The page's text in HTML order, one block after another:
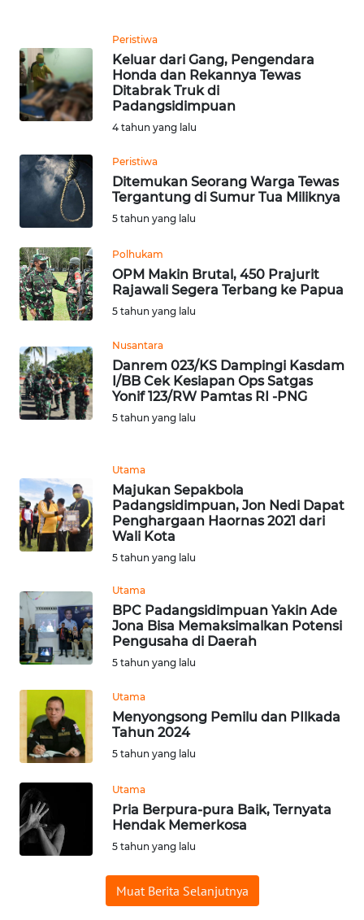
Peristiwa
Keluar dari Gang, Pengendara
Honda dan Rekannya Tewas
Ditabrak Truk di
Padangsidimpuan
4 tahun yang lalu
Peristiwa
Ditemukan Seorang Warga Tewas
Tergantung di Sumur Tua Miliknya
5 tahun yang lalu
Polhukam
OPM Makin Brutal, 450 Prajurit
Rajawali Segera Terbang ke Papua
5 tahun yang lalu
Nusantara
Danrem 023/KS Dampingi Kasdam
I/BB Cek Kesiapan Ops Satgas
Yonif 123/RW Pamtas RI -PNG
5 tahun yang lalu
Utama
Majukan Sepakbola
Padangsidimpuan, Jon Nedi Dapat
Penghargaan Haornas 2021 dari
Wali Kota
5 tahun yang lalu
Utama
BPC Padangsidimpuan Yakin Ade
Jona Bisa Memaksimalkan Potensi
Pengusaha di Daerah
5 tahun yang lalu
Utama
Menyongsong Pemilu dan PIlkada
Tahun 2024
5 tahun yang lalu
Utama
Pria Berpura-pura Baik, Ternyata
Hendak Memerkosa
5 tahun yang lalu
Muat Berita Selanjutnya
WN
KARAWANG
WN
WN
BOGOR
WN
DEPOK
WN
TAPANULI
UTARA
WN
SAMOSIR
WN
SUMEDANG
WN
KEPULAUAN
SERIBU
WN
TANGERANG
WN
BINJAI
WN
CIREBON